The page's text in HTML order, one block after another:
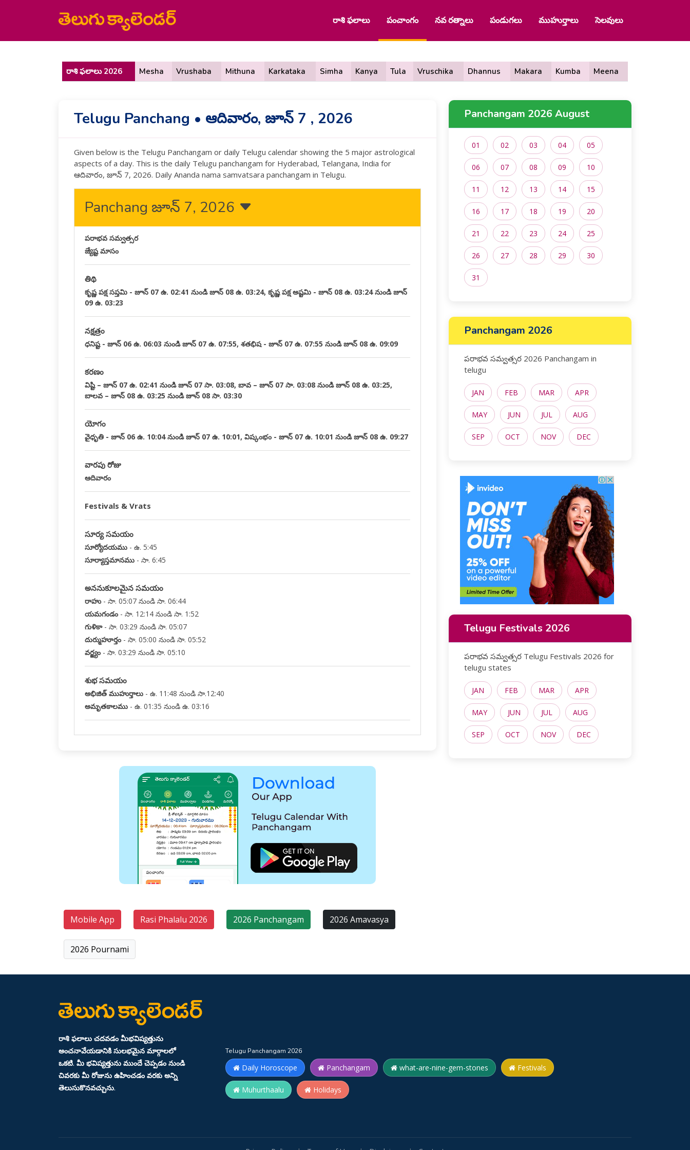
రాశి ఫలాలు పంచాంగం నవ రత్నాలు పండుగలు ముహుర్తాలు సెలవులు
రాశి ఫలాలు 2026 Mesha Vrushaba Mithuna Karkataka Simha Kanya Tula Vruschika Dhannus Makara Kumba Meena
Telugu Panchang • ఆదివారం, జూన్ 7 , 2026
Given below is the Telugu Panchangam or daily Telugu calendar showing the 5 major astrological
aspects of a day. This is the daily Telugu panchangam for Hyderabad, Telangana, India for
ఆదివారం, జూన్ 7, 2026. Daily Ananda nama samvatsara panchangam in Telugu.
Panchang జూన్ 7, 2026
పరాభవ సమ్వత్సర
జ్యేష్ట మాసం
తిథి
కృష్ణ పక్ష సప్తమి - జూన్ 07 ఉ. 02:41 నుండి జూన్ 08 ఉ. 03:24, కృష్ణ పక్ష అష్టమి - జూన్ 08 ఉ. 03:24 నుండి జూన్
09 ఉ. 03:23
నక్షత్రం
ధనిష్ట - జూన్ 06 ఉ. 06:03 నుండి జూన్ 07 ఉ. 07:55, శతభిష - జూన్ 07 ఉ. 07:55 నుండి జూన్ 08 ఉ. 09:09
కరణం
విష్టి – జూన్ 07 ఉ. 02:41 నుండి జూన్ 07 సా. 03:08, బావ – జూన్ 07 సా. 03:08 నుండి జూన్ 08 ఉ. 03:25,
బాలవ – జూన్ 08 ఉ. 03:25 నుండి జూన్ 08 సా. 03:30
యోగం
వైధృతి - జూన్ 06 ఉ. 10:04 నుండి జూన్ 07 ఉ. 10:01, విష్కంభం - జూన్ 07 ఉ. 10:01 నుండి జూన్ 08 ఉ. 09:27
వారపు రోజు
ఆదివారం
Festivals & Vrats
సూర్య సమయం
సూర్యోదయము - ఉ. 5:45
సూర్యాస్తమానము - సా. 6:45
అననుకూలమైన సమయం
రాహు- సా. 05:07 నుండి సా. 06:44
యమగండం- సా. 12:14 నుండి సా. 1:52
గుళికా- సా. 03:29 నుండి సా. 05:07
దుర్ముహూర్తం- సా. 05:00 నుండి సా. 05:52
వర్జ్యం- సా. 03:29 నుండి సా. 05:10
శుభ సమయం
అభిజిత్ ముహుర్తాలు - ఉ. 11:48 నుండి సా.12:40
అమృతకాలము - ఉ. 01:35 నుండి ఉ. 03:16
Mobile App Rasi Phalalu 2026 2026 Panchangam 2026 Amavasya
2026 Pournami
Panchangam 2026 August
01 02 03 04 05
06 07 08 09 10
11 12 13 14 15
16 17 18 19 20
21 22 23 24 25
26 27 28 29 30
31
Panchangam 2026
పరాభవ సమ్వత్సర 2026 Panchangam in
telugu
JAN FEB MAR APR
MAY JUN JUL AUG
SEP OCT NOV DEC
Telugu Festivals 2026
పరాభవ సమ్వత్సర Telugu Festivals 2026 for
telugu states
JAN FEB MAR APR
MAY JUN JUL AUG
SEP OCT NOV DEC
రాశి ఫలాలు చదవడం మీభవిష్యత్తును
అంచనావేయడానికి సులభమైన మార్గాలలో
ఒకటి. మీ భవిష్యత్తును ముందే చెప్పడం నుండి
చివరకు మీ రోజును ఉహించడం వరకు అన్ని
తెలుసుకొనవచ్చును.
Telugu Panchangam 2026
Daily Horoscope Panchangam what-are-nine-gem-stones Festivals
Muhurthaalu Holidays